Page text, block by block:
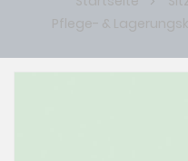
Pflege- &